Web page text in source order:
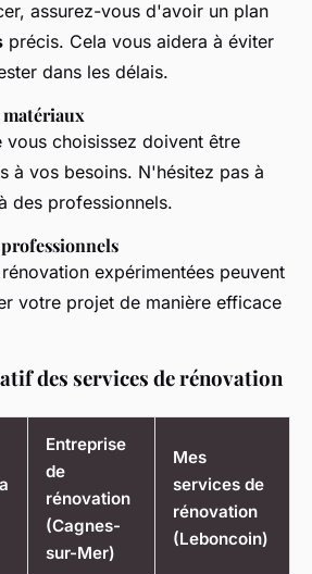
assurez-vous d'avoir un plan
précis. Cela vous aidera à éviter
dans les délais.
matériaux
vous choisissez doivent être
à vos besoins. N'hésitez pas à
des professionnels.
expérimentées peuvent
votre projet de manière efficace
des services de rénovation
Entreprise
de
rénovation
(Cagnes-
sur-Mer)
Mes
services de
rénovation
(Leboncoin)